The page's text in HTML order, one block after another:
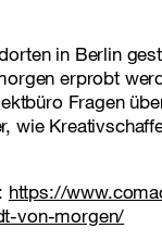
in Berlin
erprobt
Fragen
wie
https://
von-morgen/